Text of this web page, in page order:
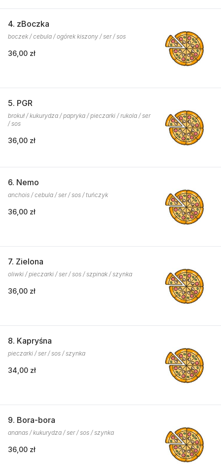
4. zBoczka
boczek / cebula / ogórek kiszony / ser / sos
36,00 zł
5. PGR
brokuł / kukurydza / papryka / pieczarki / rukola / ser
/ sos
36,00 zł
6. Nemo
anchois / cebula / ser / sos / tuńczyk
36,00 zł
7. Zielona
oliwki / pieczarki / ser / sos / szpinak / szynka
36,00 zł
8. Kapryśna
pieczarki / ser / sos / szynka
34,00 zł
9. Bora-bora
ananas / kukurydza / ser / sos / szynka
36,00 zł